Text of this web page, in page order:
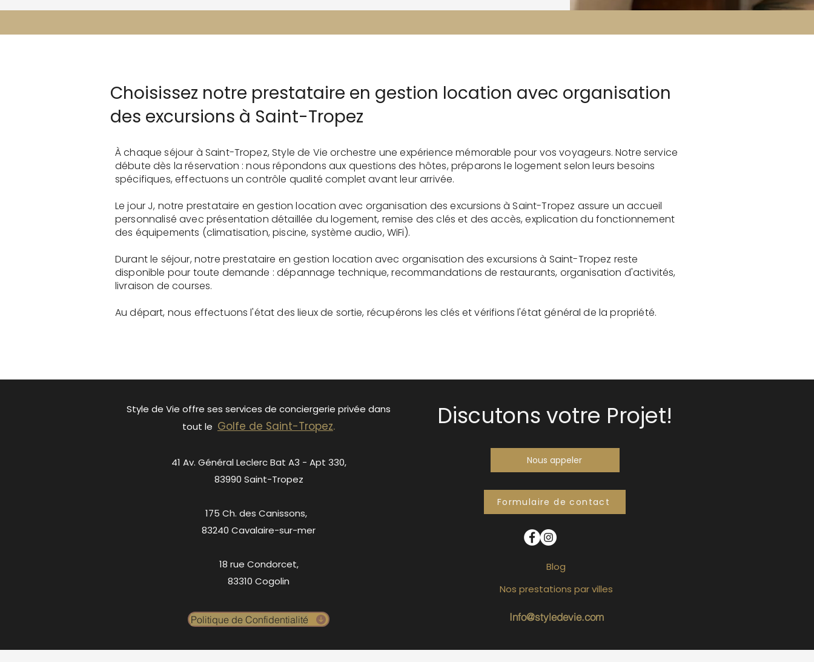
Choisissez notre prestataire en gestion location avec organisation
des excursions à Saint-Tropez
À chaque séjour à Saint-Tropez, Style de Vie orchestre une expérience mémorable pour vos voyageurs. Notre service
débute dès la réservation : nous répondons aux questions des hôtes, préparons le logement selon leurs besoins
spécifiques, effectuons un contrôle qualité complet avant leur arrivée.
Le jour J, notre prestataire en gestion location avec organisation des excursions à Saint-Tropez assure un accueil
personnalisé avec présentation détaillée du logement, remise des clés et des accès, explication du fonctionnement
des équipements (climatisation, piscine, système audio, WiFi).
Durant le séjour, notre prestataire en gestion location avec organisation des excursions à Saint-Tropez reste
disponible pour toute demande : dépannage technique, recommandations de restaurants, organisation d'activités,
livraison de courses.
Au départ, nous effectuons l'état des lieux de sortie, récupérons les clés et vérifions l'état général de la propriété.
Style de Vie offre ses services de conciergerie privée dans
tout le Golfe de Saint-Tropez.
41 Av. Général Leclerc Bat A3 - Apt 330,
83990 Saint-Tropez
175 Ch. des Canissons,
83240 Cavalaire-sur-mer
18 rue Condorcet,
83310 Cogolin
Politique de Confidentialité
Discutons votre Projet!
Nous appeler
Formulaire de contact
Blog
Info@styledevie.com
Nos prestations par villes